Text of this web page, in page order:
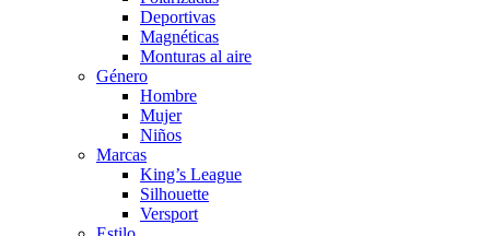
Deportivas
Magnéticas
Monturas al aire
Género
Hombre
Mujer
Niños
Marcas
King’s League
Silhouette
Versport